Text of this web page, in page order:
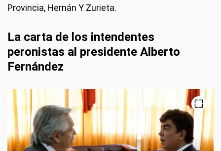
Provincia, Hernán Y Zurieta.
La carta de los intendentes
peronistas al presidente Alberto
Fernández